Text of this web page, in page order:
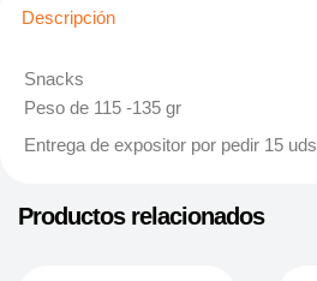
Descripción
Snacks
Peso de 115 -135 gr
Entrega de expositor por pedir 15 uds
Productos relacionados